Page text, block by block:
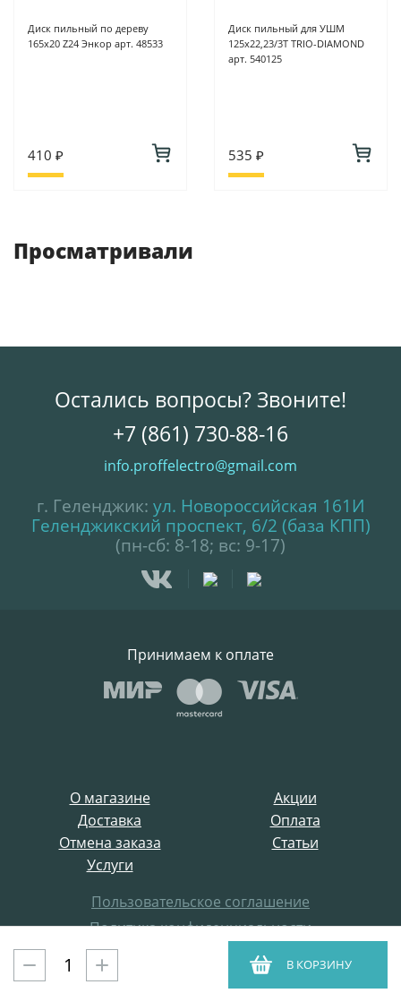
В КОРЗИНУ
Диск пильный по дереву
165х20 Z24 Энкор арт. 48533
410 ₽
Диск пильный для УШМ
125х22,23/3Т TRIO-DIAMOND
арт. 540125
535 ₽
Просматривали
О магазине
Акции
Доставка
Оплата
Отмена заказа
Статьи
Услуги
Пользовательское соглашение
Политика конфиденциальности
Все права защищены
ProffElectro.ru © 2021
Остались вопросы? Звоните!
+7 (861) 730-88-16
info.proffelectro@gmail.com
г. Геленджик: ул. Новороссийская 161И
Геленджикский проспект, 6/2 (база КПП)
(пн-сб: 8-18; вс: 9-17)
Принимаем к оплате